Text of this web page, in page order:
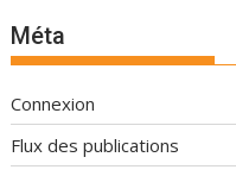
Méta
Connexion
Flux des publications